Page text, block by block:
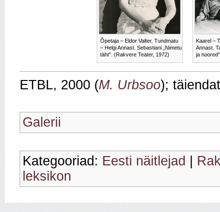
Õpetaja – Eldor Valter, Tundmatu
– Helgi Annast. Sebastiani „Nimetu
täht”. (Rakvere Teater, 1972)
Kaarel –
Annast.
ja
ETBL, 2000 (M. Urbsoo);
Galerii
Kategooriad: Eesti näitlejad
leksikon